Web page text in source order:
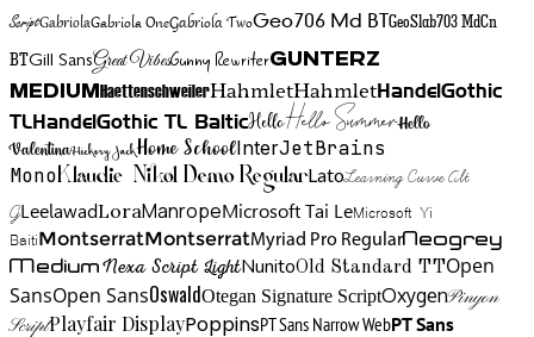
ScriptGabriolaGabriola OneGabriola TwoGeo706 Md BTGeoSlab703 MdCn
BTGill SansGreat VibesGunny RewriterGunterz
Medium HaettenschweilerHahmletHahmletHandelGothic
TLHandelGothic TL BalticHelloHello SummerHello
ValentinaHickory JackHome SchoolInterJetBrains
MonoKlaudie Nikol Demo RegularLatoLearning Curve Alt
GLeelawadLoraManropeMicrosoft Tai LeMicrosoft Yi
BaitiMontserratMontserratMyriad Pro RegularNeogrey
MediumNexa Script LightNunitoOld Standard TTOpen
SansOpen SansOswaldOtegan Signature ScriptOxygenPinyon
ScriptPlayfair DisplayPoppinsPT Sans Narrow WebPT Sans